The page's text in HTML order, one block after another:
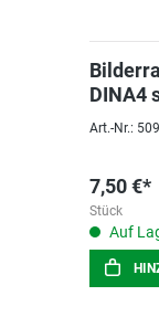
DINA4
Art.-Nr.:
7,50 €*
Stück
Auf